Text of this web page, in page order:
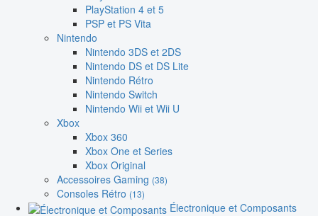
PlayStation 4 et 5
PSP et PS Vita
Nintendo
Nintendo 3DS et 2DS
Nintendo DS et DS Lite
Nintendo Rétro
Nintendo Switch
Nintendo Wii et Wii U
Xbox
Xbox 360
Xbox One et Series
Xbox Original
Accessoires Gaming (38)
Consoles Rétro (13)
Électronique et Composants